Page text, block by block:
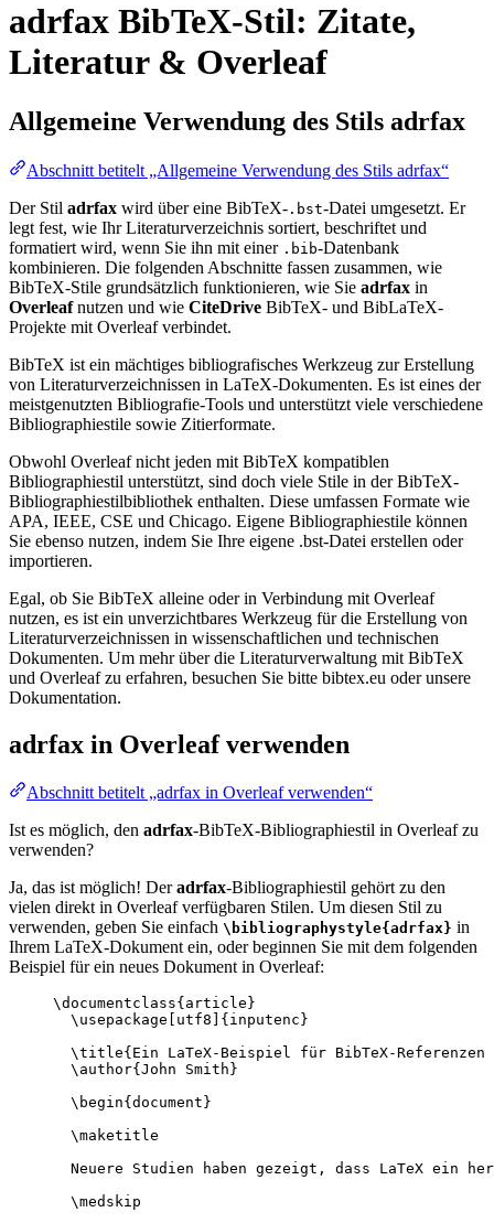
adrfax BibTeX-Stil: Zitate,
Literatur & Overleaf
Allgemeine Verwendung des Stils adrfax
Abschnitt betitelt „Allgemeine Verwendung des Stils adrfax“
Der Stil adrfax wird über eine BibTeX- .bst-Datei umgesetzt. Er
legt fest, wie Ihr Literaturverzeichnis sortiert, beschriftet und
formatiert wird, wenn Sie ihn mit einer .bib-Datenbank
kombinieren. Die folgenden Abschnitte fassen zusammen, wie
BibTeX-Stile grundsätzlich funktionieren, wie Sie adrfax in
Overleafnutzen und wie CiteDrive BibTeX- und BibLaTeX-
Projekte mit Overleaf verbindet.
BibTeX ist ein mächtiges bibliografisches Werkzeug zur Erstellung
von Literaturverzeichnissen in LaTeX-Dokumenten. Es ist eines der
meistgenutzten Bibliografie-Tools und unterstützt viele verschiedene
Bibliographiestile sowie Zitierformate.
Obwohl Overleaf nicht jeden mit BibTeX kompatiblen
Bibliographiestil unterstützt, sind doch viele Stile in der BibTeX-
Bibliographiestilbibliothek enthalten. Diese umfassen Formate wie
APA, IEEE, CSE und Chicago. Eigene Bibliographiestile können
Sie ebenso nutzen, indem Sie Ihre eigene .bst-Datei erstellen oder
importieren.
Egal, ob Sie BibTeX alleine oder in Verbindung mit Overleaf
nutzen, es ist ein unverzichtbares Werkzeug für die Erstellung von
Literaturverzeichnissen in wissenschaftlichen und technischen
Dokumenten. Um mehr über die Literaturverwaltung mit BibTeX
und Overleaf zu erfahren, besuchen Sie bitte bibtex.eu oder unsere
Dokumentation.
adrfax in Overleaf verwenden
Abschnitt betitelt „adrfax in Overleaf verwenden“
Ist es möglich, den adrfax-BibTeX-Bibliographiestil in Overleaf zu
verwenden?
Ja, das ist möglich! Deradrfax-Bibliographiestil gehört zu den
vielen direkt in Overleaf verfügbaren Stilen. Um diesen Stil zu
verwenden, geben Sie einfach \bibliographystyle{adrfax} in
Ihrem LaTeX-Dokument ein, oder beginnen Sie mit dem folgenden
Beispiel für ein neues Dokument in Overleaf:
\documentclass{ article }
\usepackage
utf8 ]{ inputenc }
\title{Ein LaTeX-Beispiel für BibTeX-
\author{John Smith}
\begin{ document }
\maketitle
Neuere Studien haben gezeigt, dass LaTeX ein
\medskip